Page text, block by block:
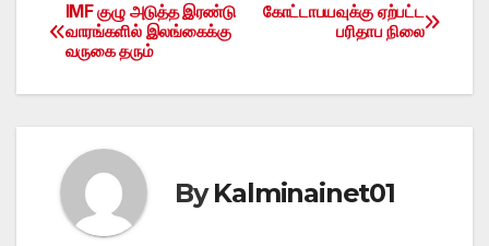
Post
navigation
கோட்டாபயவுக்கு ஏற்பட்ட
பரிதாப நிலை
IMF குழு அடுத்த இரண்டு
வாரங்களில் இலங்கைக்கு
வருகை தரும்
ByKalminainet01